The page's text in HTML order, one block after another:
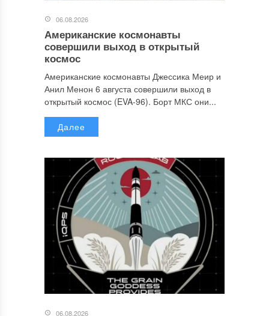
06.08.2026
Американские космонавты
совершили выход в открытый
космос
Американские космонавты Джессика Меир и
Анил Менон 6 августа совершили выход в
открытый космос (EVA-96). Борт МКС они...
Далее
06.08.2026